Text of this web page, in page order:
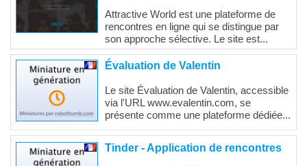
Attractive World est une plateforme de
rencontres en ligne qui se distingue par
son approche sélective. Le site est...
Évaluation de Valentin
Le site Évaluation de Valentin, accessible
via l'URL www.evalentin.com, se
présente comme une plateforme dédiée...
Tinder - Application de rencontres